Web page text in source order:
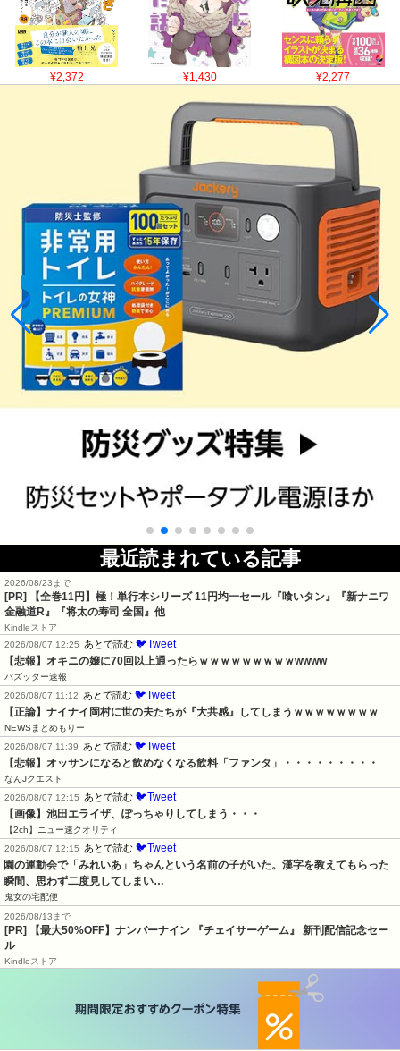
¥2,372 ¥1,430 ¥2,277
最近読まれている記事
2026/08/23まで
[PR]
【全巻11円】極！単行本シリーズ 11円均一セール『喰いタン』『新ナニワ
金融道R』『将太の寿司 全国』他
Kindleストア
2026/08/07 12:25
あとで読む 🐦Tweet
【悲報】オキニの嬢に70回以上通ったらｗｗｗｗｗｗｗｗｗwwww
バズッター速報
2026/08/07 11:12
あとで読む 🐦Tweet
【正論】ナイナイ岡村に世の夫たちが『大共感』してしまうｗｗｗｗｗｗｗｗ
NEWSまとめもりー
2026/08/07 11:39
あとで読む 🐦Tweet
【悲報】オッサンになると飲めなくなる飲料「ファンタ」・・・・・・・・・
なんJクエスト
2026/08/07 12:15
あとで読む 🐦Tweet
【画像】池田エライザ、ぽっちゃりしてしまう・・・
【2ch】ニュー速クオリティ
2026/08/07 12:15
あとで読む 🐦Tweet
園の運動会で「みれいあ」ちゃんという名前の子がいた。漢字を教えてもらった
瞬間、思わず二度見してしまい…
鬼女の宅配便
2026/08/13まで
[PR] 【最大50%OFF】ナンバーナイン 『チェイサーゲーム』 新刊配信記念セー
ル
Kindleストア